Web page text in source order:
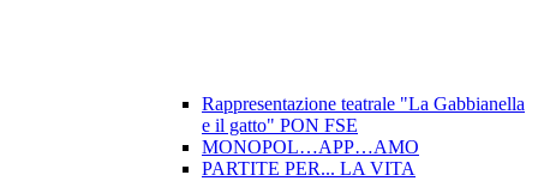
Rappresentazione teatrale "La Gabbianella
e il gatto" PON FSE
MONOPOL…APP…AMO
PARTITE PER... LA VITA